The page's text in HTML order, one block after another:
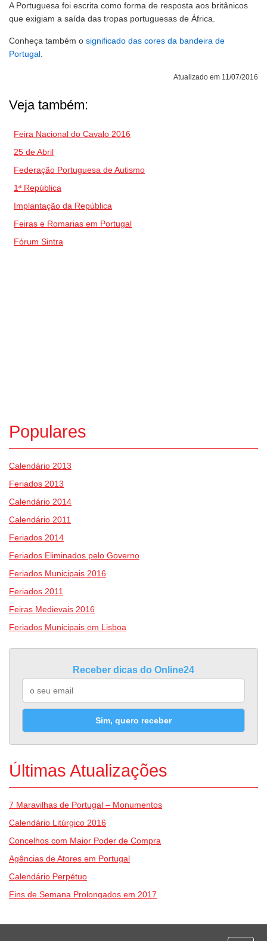
A Portuguesa foi escrita como forma de resposta aos britânicos
que exigiam a saída das tropas portuguesas de África.
Conheça também o significado das cores da bandeira de
Portugal
Atualizado em 11/07/2016
Veja também:
Feira Nacional do Cavalo 2016
25 de Abril
Federação Portuguesa de Autismo
1ª República
Implantação da República
Feiras e Romarias em Portugal
Fórum Sintra
Populares
Calendário 2013
Feriados 2013
Calendário 2014
Calendário 2011
Feriados 2014
Feriados Eliminados pelo Governo
Feriados Municipais 2016
Feriados 2011
Feiras Medievais 2016
Feriados Municipais em Lisboa
Receber dicas do Online24
Sim, quero receber
Últimas Atualizações
7 Maravilhas de Portugal – Monumentos
Calendário Litúrgico 2016
Concelhos com Maior Poder de Compra
Agências de Atores em Portugal
Calendário Perpétuo
Fins de Semana Prolongados em 2017